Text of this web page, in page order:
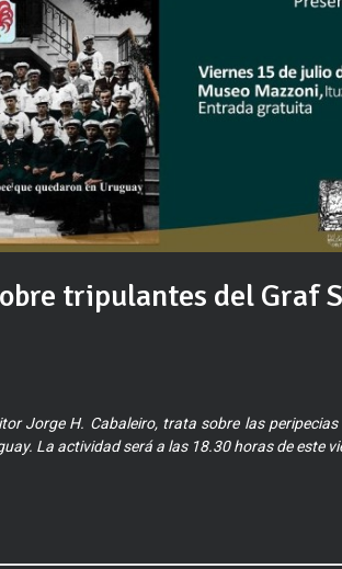
tripulantes del Graf
Jorge H. Cabaleiro, trata sobre las
La actividad será a las 18.30 horas de este